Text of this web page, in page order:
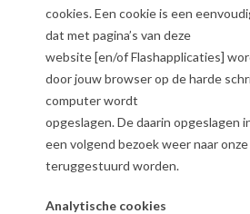
cookies. Een cookie is een
dat met pagina’s van deze
website [en/of Flashapplicaties]
door jouw browser op de harde
computer wordt
opgeslagen. De daarin opgeslagen
een volgend bezoek weer naar
teruggestuurd worden.
Analytische cookies